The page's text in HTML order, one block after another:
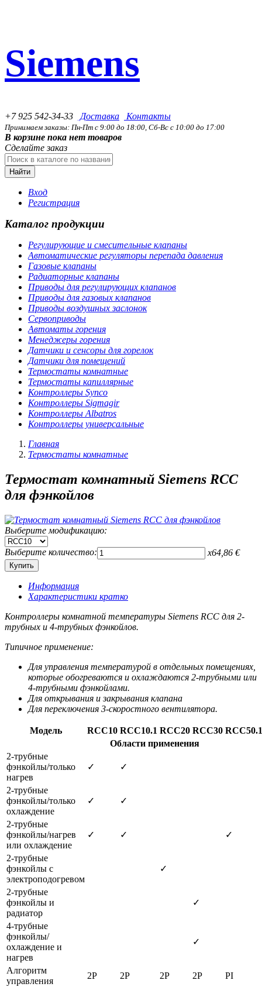
Siemens
+7 925 542-34-33 Доставка Контакты
Принимаем заказы: Пн-Пт с 9:00 до 18:00, Сб-Вс с 10:00 до 17:00
В корзине пока нет товаров
Сделайте заказ
Найти
Вход
Регистрация
Каталог продукции
Регулирующие и смесительные клапаны
Автоматические регуляторы перепада давления
Газовые клапаны
Радиаторные клапаны
Приводы для регулирующих клапанов
Приводы для газовых клапанов
Приводы воздушных заслонок
Сервоприводы
Автоматы горения
Менеджеры горения
Датчики и сенсоры для горелок
Датчики для помещений
Термостаты комнатные
Термостаты капиллярные
Контроллеры Synco
Контроллеры Sigmagir
Контроллеры Albatros
Контроллеры универсальные
Главная
Термостаты комнатные
Термостат комнатный Siemens RCC
для фэнкойлов
Выберите модификацию:
Выберите количество: x64,86 €
Информация
Характеристики кратко
Контроллеры комнатной температуры Siemens RCC для 2-
трубных и 4-трубных фэнкойлов.
Типичное применение:
Для управления температурой в отдельных помещениях,
которые обогреваются и охлаждаются 2-трубными или
4-трубными фэнкойлами.
Для открывания и закрывания клапана
Для переключения 3-скоростного вентилятора.
Модель RCC10 RCC10.1 RCC20 RCC30 RCC50.1
Области применения
2-трубные
фэнкойлы/только
нагрев
✓ ✓
2-трубные
фэнкойлы/только
охлаждение
✓ ✓
2-трубные
фэнкойлы/нагрев
или охлаждение
✓ ✓ ✓
2-трубные
фэнкойлы с
электроподогревом
✓
2-трубные
фэнкойлы и
радиатор
✓
4-трубные
фэнкойлы/
охлаждение и
нагрев
✓
Алгоритм
управления
2Р 2Р 2Р 2Р
PI